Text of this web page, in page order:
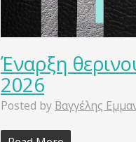
Έναρξη
2026
Posted by Βαγγέλης